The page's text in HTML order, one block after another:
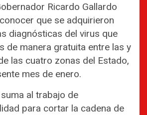
Ricardo Gallardo
que se adquirieron
diagnósticas del virus que
de manera gratuita entre las y
las cuatro zonas del Estado,
mes de enero.
al trabajo de
para cortar la cadena de